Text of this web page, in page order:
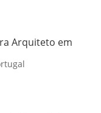
Arquiteto em